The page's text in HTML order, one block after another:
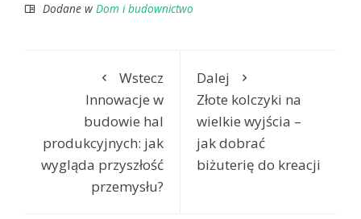
Dodane w Dom i budownictwo
Wstecz
Innowacje w
budowie hal
produkcyjnych: jak
wygląda przyszłość
przemysłu?
Dalej
Złote kolczyki na
wielkie wyjścia –
jak dobrać
biżuterię do kreacji